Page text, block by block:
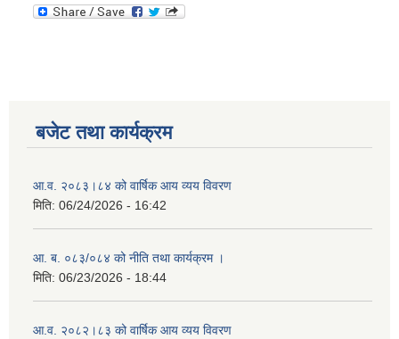
बजेट तथा कार्यक्रम
आ.व. २०८३।८४ को वार्षिक आय व्यय विवरण
मिति: 06/24/2026 - 16:42
आ. ब. ०८३/०८४ को नीति तथा कार्यक्रम ।
मिति: 06/23/2026 - 18:44
आ.व. २०८२।८३ को वार्षिक आय व्यय विवरण